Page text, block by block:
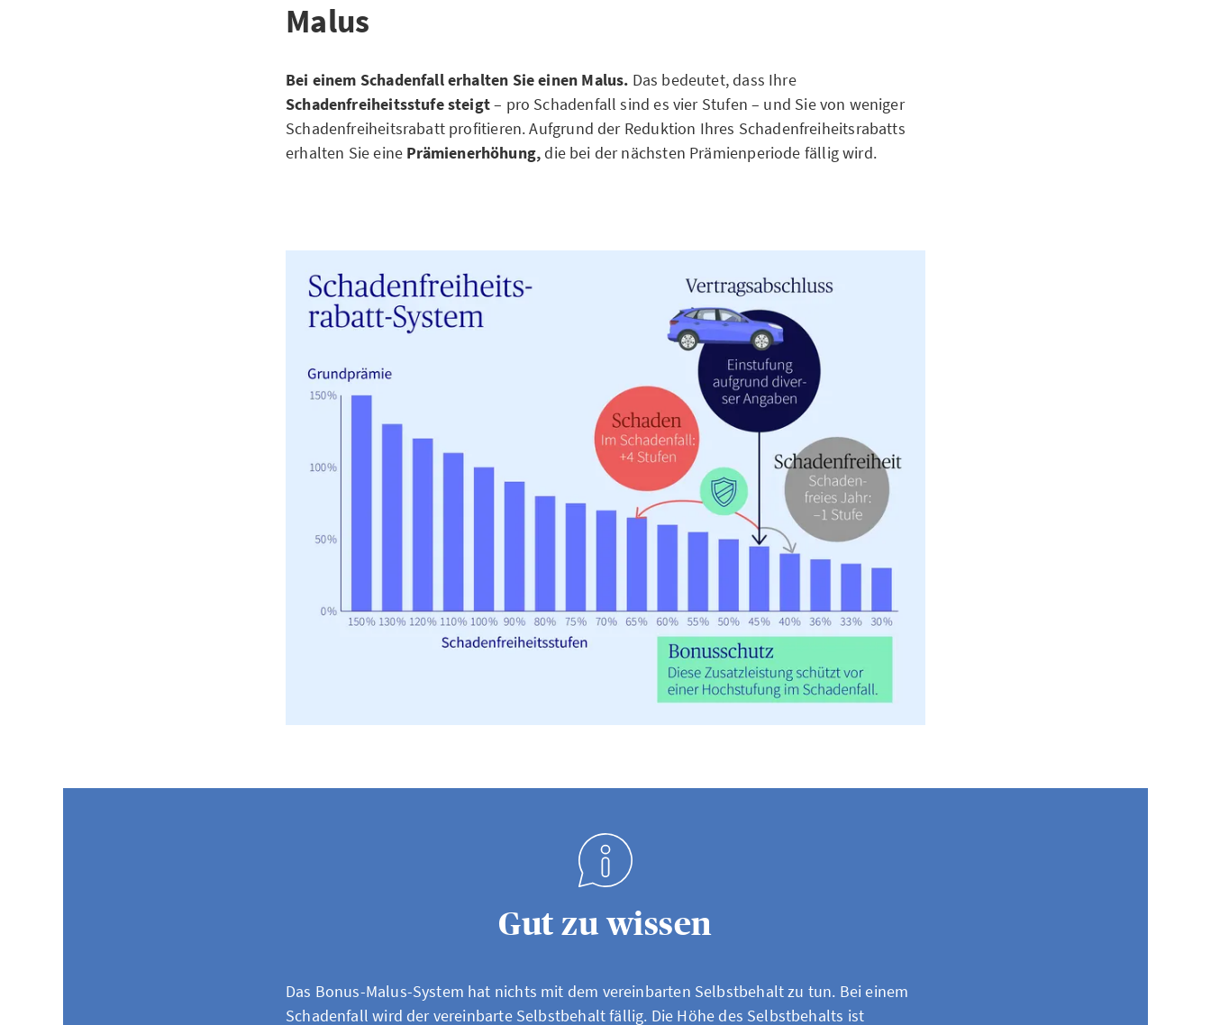
Malus
Bei einem Schadenfall erhalten Sie einen Malus. Das bedeutet, dass Ihre
Schadenfreiheitsstufe steigt– pro Schadenfall sind es vier Stufen – und Sie von weniger
Schadenfreiheitsrabatt profitieren. Aufgrund der Reduktion Ihres Schadenfreiheitsrabatts
erhalten Sie eine Prämienerhöhung,die bei der nächsten Prämienperiode fällig wird.
Gut zu wissen
Das Bonus-Malus-System hat nichts mit dem vereinbarten Selbstbehalt zu tun. Bei einem
Schadenfall wird der vereinbarte Selbstbehalt fällig. Die Höhe des Selbstbehalts ist